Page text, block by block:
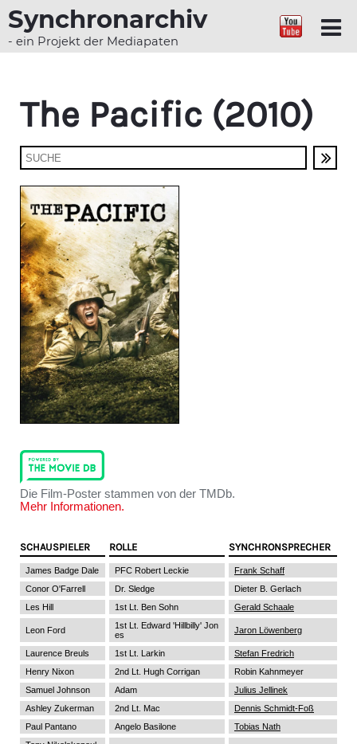
Synchronarchiv
- ein Projekt der Mediapaten
The Pacific (2010)
Die Film-Poster stammen von der TMDb.
Mehr Informationen.
SCHAUSPIELER ROLLE SYNCHRONSPRECHER
James Badge Dale PFC Robert Leckie
Frank Schaff
Conor O'Farrell
Dr. Sledge
Dieter B. Gerlach
Les Hill
1st Lt. Ben Sohn Gerald Schaale
Leon Ford
1st Lt. Edward 'Hillbilly' Jon
es
Jaron Löwenberg
Laurence Breuls 1st Lt. Larkin
Stefan Fredrich
Henry Nixon
2nd Lt. Hugh Corrigan
Robin Kahnmeyer
Samuel Johnson
Adam
Julius Jellinek
Ashley Zukerman
2nd Lt. Mac
Dennis Schmidt-Foß
Paul Pantano
Angelo Basilone
Tobias Nath